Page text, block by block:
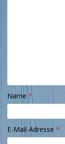
Name*
E-Mail-Adresse *